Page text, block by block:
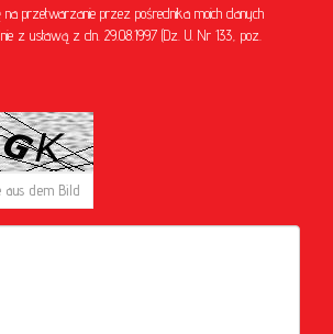
przetwarzanie przez pośrednika moich danych
z ustawą z dn. 29.08.1997 (Dz. U. Nr 133, poz.